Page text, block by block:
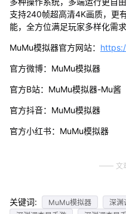
支持240帧超高清4K画质，更
能，全方位满足玩家多样化需求
MuMu模拟器官方网站：
官方微博：MuMu模拟器
官方B站：MuMu模拟器-Mu酱
官方抖音：MuMu模拟器
官方小红书：MuMu模拟器
文
关键词: MuMu模拟器 深渊